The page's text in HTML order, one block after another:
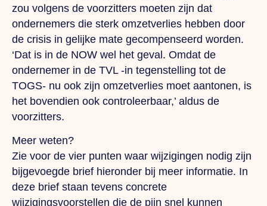
zou volgens de voorzitters moeten zijn dat
ondernemers die sterk omzetverlies hebben door
de crisis in gelijke mate gecompenseerd worden.
‘Dat is in de NOW wel het geval. Omdat de
ondernemer in de TVL -in tegenstelling tot de
TOGS- nu ook zijn omzetverlies moet aantonen, is
het bovendien ook controleerbaar,’ aldus de
voorzitters.
Meer weten?
Zie voor de vier punten waar wijzigingen nodig zijn
bijgevoegde brief hieronder bij meer informatie. In
deze brief staan tevens concrete
wijzigingsvoorstellen die de pijn snel kunnen